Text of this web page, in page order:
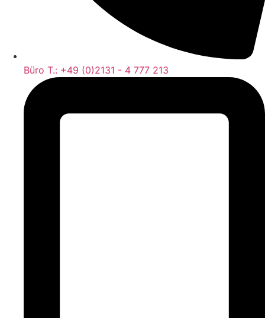
Büro T.: +49 (0)2131 - 4 777 213